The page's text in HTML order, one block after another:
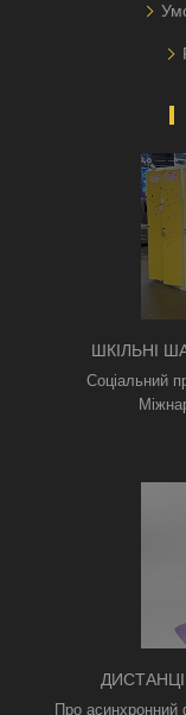
ШКІЛЬНІ
Соціальний
ТРИВОГАМИ
Про асинхронний